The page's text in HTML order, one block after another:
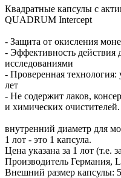
Квадратные капсулы с
QUADRUM Intercept
- Защита от окисления
- Эффективность действия
исследованиями
- Проверенная
лет
- Не содержит лаков,
и химических очистителей.
внутренний диаметр для
1 лот - это 1 капсула.
Цена указана за 1 лот (т.е.
Производитель Германия,
Внешний размер капсулы: